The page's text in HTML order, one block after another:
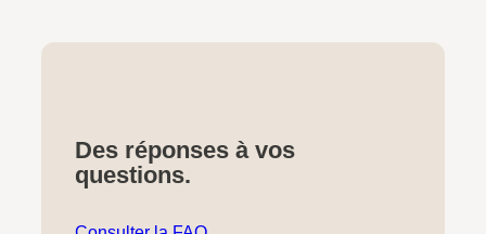
Des réponses à vos
questions.